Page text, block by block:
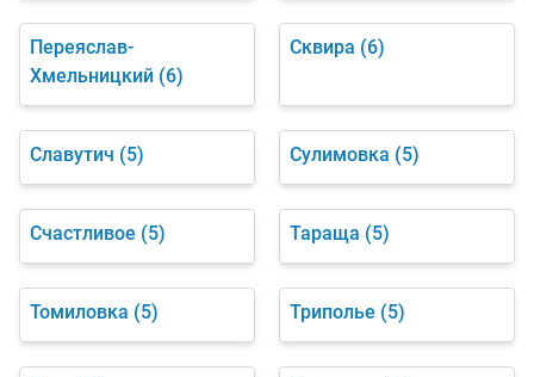
Переяслав-
Хмельницкий (6)
Сквира (6)
Славутич (5) Сулимовка (5)
Счастливое (5) Тараща (5)
Томиловка (5) Триполье (5)